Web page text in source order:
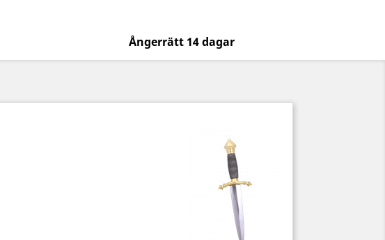
Ångerrätt 14 dagar